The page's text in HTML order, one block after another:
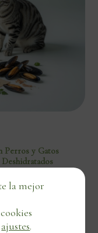
Perros y Gatos
la mejor
ajustes.